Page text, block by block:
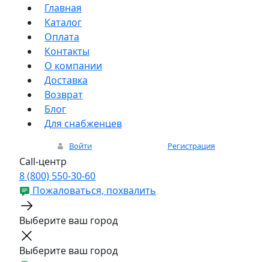
Главная
Каталог
Оплата
Контакты
О компании
Доставка
Возврат
Блог
Для снабженцев
Войти Регистрация
Call-центр
8 (800) 550-30-60
Пожаловаться, похвалить
Выберите ваш город
Выберите ваш город